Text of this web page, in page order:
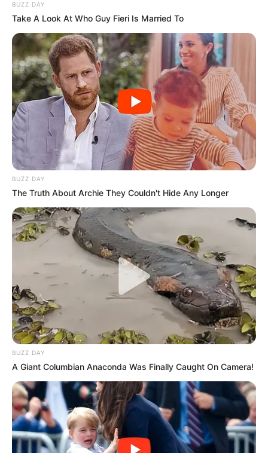
BUZZ DAY
Take A Look At Who Guy Fieri Is Married To
BUZZ DAY
The Truth About Archie They Couldn't Hide Any Longer
BUZZ DAY
A Giant Columbian Anaconda Was Finally Caught On Camera!